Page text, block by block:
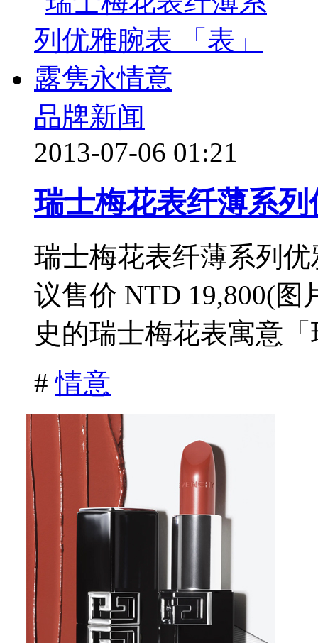
品牌新闻
2013-07-06 01:21
瑞士梅花表纤薄系
瑞士梅花表纤薄系列优
议售价 NTD 19,800(
史的瑞士梅花表寓意「
#情意